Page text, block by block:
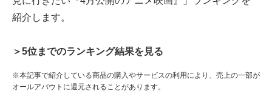
紹介します。
＞5位までのランキング結果を見る
※本記事で紹介している商品の購入やサービスの利用により、売上の一部が
オールアバウトに還元されることがあります。